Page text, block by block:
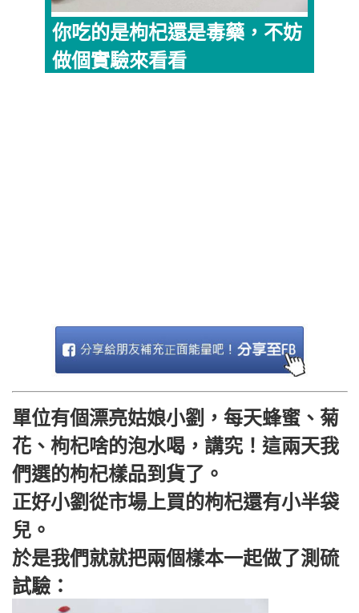
你吃的是枸杞還是毒藥，不妨
做個實驗來看看
單位有個漂亮姑娘小劉，每天蜂蜜、菊
花、枸杞啥的泡水喝，講究！這兩天我
們選的枸杞樣品到貨了。
正好小劉從市場上買的枸杞還有小半袋
兒。
於是我們就就把兩個樣本一起做了測硫
試驗：